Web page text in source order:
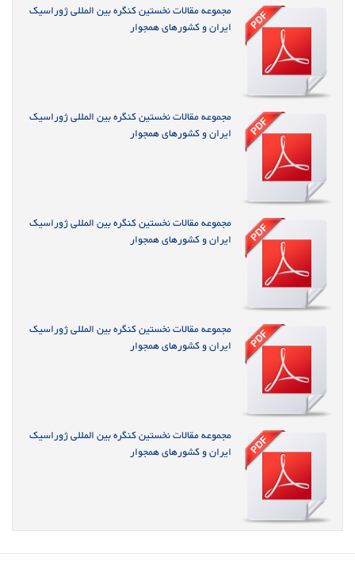
مجموعه مقالات نخستین کنگره بین المللی ژوراسیک
ایران و کشورهای همجوار
مجموعه مقالات نخستین کنگره بین المللی ژوراسیک
ایران و کشورهای همجوار
مجموعه مقالات نخستین کنگره بین المللی ژوراسیک
ایران و کشورهای همجوار
مجموعه مقالات نخستین کنگره بین المللی ژوراسیک
ایران و کشورهای همجوار
مجموعه مقالات نخستین کنگره بین المللی ژوراسیک
ایران و کشورهای همجوار